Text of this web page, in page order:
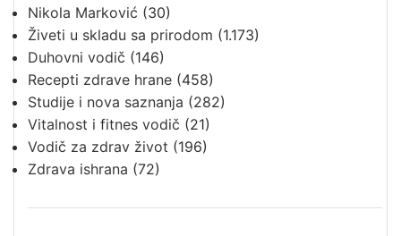
Nikola Marković (30)
Živeti u skladu sa prirodom (1.173)
Duhovni vodič (146)
Recepti zdrave hrane (458)
Studije i nova saznanja (282)
Vitalnost i fitnes vodič (21)
Vodič za zdrav život (196)
Zdrava ishrana (72)